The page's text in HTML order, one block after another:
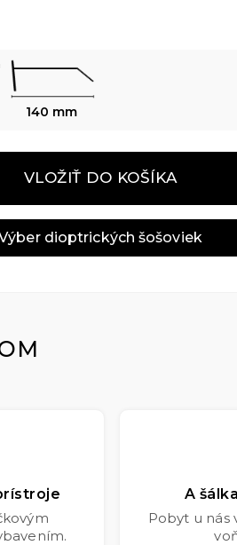
140 mm
VLOŽIŤ DO KOŠÍKA
dioptrických šošoviek
A
Pobyt u nás